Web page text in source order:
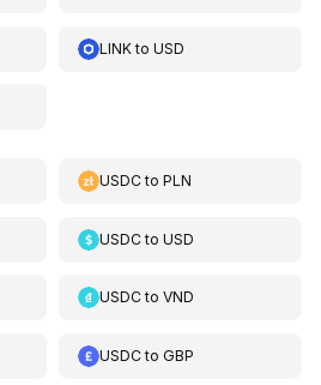
LINKtoUSD
USDCtoPLN
USDCtoUSD
USDCtoVND
USDCtoGBP